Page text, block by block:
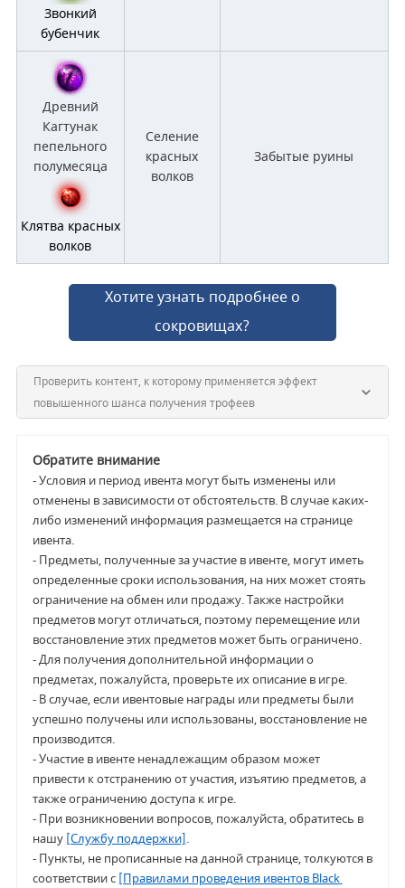
Звонкий
бубенчик
Древний
Кагтунак
пепельного
полумесяца
Клятва красных
волков
Селение
красных
волков
Забытые руины
Хотите узнать подробнее о
сокровищах?
Проверить контент, к которому применяется эффект
повышенного шанса получения трофеев
Обратите внимание
- Условия и период ивента могут быть изменены или
отменены в зависимости от обстоятельств. В случае каких-
либо изменений информация размещается на странице
ивента.
- Предметы, полученные за участие в ивенте, могут иметь
определенные сроки использования, на них может стоять
ограничение на обмен или продажу. Также настройки
предметов могут отличаться, поэтому перемещение или
восстановление этих предметов может быть ограничено.
- Для получения дополнительной информации о
предметах, пожалуйста, проверьте их описание в игре.
- В случае, если ивентовые награды или предметы были
успешно получены или использованы, восстановление не
производится.
- Участие в ивенте ненадлежащим образом может
привести к отстранению от участия, изъятию предметов, а
также ограничению доступа к игре.
- При возникновении вопросов, пожалуйста, обратитесь в
нашу [Службу поддержки].
- Пункты, не прописанные на данной странице, толкуются в
соответствии с [Правилами проведения ивентов Black